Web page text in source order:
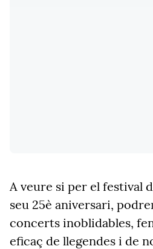
A veure si per el festival
seu 25è aniversari,
concerts inoblidables,
eficaç de llegendes i de